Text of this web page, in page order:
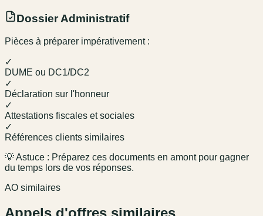
Dossier Administratif
Pièces à préparer impérativement :
✓
DUME ou DC1/DC2
✓
Déclaration sur l'honneur
✓
Attestations fiscales et sociales
✓
Références clients similaires
💡 Astuce : Préparez ces documents en amont pour gagner
du temps lors de vos réponses.
AO similaires
Appels d'offres similaires